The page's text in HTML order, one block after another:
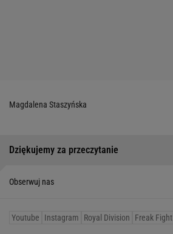
Magdalena Staszyńska
Dziękujemy za przeczytanie
Obserwuj nas
Youtube Instagram Royal Division Freak Fight